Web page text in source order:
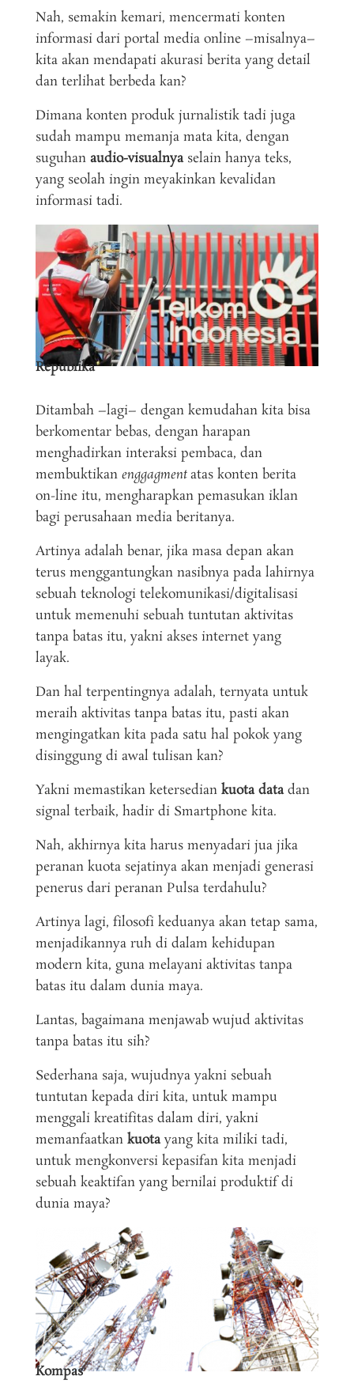
Nah, semakin kemari, mencermati konten
informasi dari portal media online –misalnya–
kita akan mendapati akurasi berita yang detail
dan terlihat berbeda kan?
Dimana konten produk jurnalistik tadi juga
sudah mampu memanja mata kita, dengan
suguhan audio-visualnyaselain hanya teks,
yang seolah ingin meyakinkan kevalidan
informasi tadi.
Republika
Ditambah –lagi– dengan kemudahan kita bisa
berkomentar bebas, dengan harapan
menghadirkan interaksi pembaca, dan
membuktikan enggagmentatas konten berita
on-line itu, mengharapkan pemasukan iklan
bagi perusahaan media beritanya.
Artinya adalah benar, jika masa depan akan
terus menggantungkan nasibnya pada lahirnya
sebuah teknologi telekomunikasi/digitalisasi
untuk memenuhi sebuah tuntutan aktivitas
tanpa batas itu, yakni akses internet yang
layak.
Dan hal terpentingnya adalah, ternyata untuk
meraih aktivitas tanpa batas itu, pasti akan
mengingatkan kita pada satu hal pokok yang
disinggung di awal tulisan kan?
Yakni memastikan ketersedian kuota datadan
signal terbaik, hadir di Smartphone kita.
Nah, akhirnya kita harus menyadari jua jika
peranan kuota sejatinya akan menjadi generasi
penerus dari peranan Pulsa terdahulu?
Artinya lagi, filosofi keduanya akan tetap sama,
menjadikannya ruh di dalam kehidupan
modern kita, guna melayani aktivitas tanpa
batas itu dalam dunia maya.
Lantas, bagaimana menjawab wujud aktivitas
tanpa batas itu sih?
Sederhana saja, wujudnya yakni sebuah
tuntutan kepada diri kita, untuk mampu
menggali kreatifitas dalam diri, yakni
memanfaatkan kuotayang kita miliki tadi,
untuk mengkonversi kepasifan kita menjadi
sebuah keaktifan yang bernilai produktif di
dunia maya?
Kompas